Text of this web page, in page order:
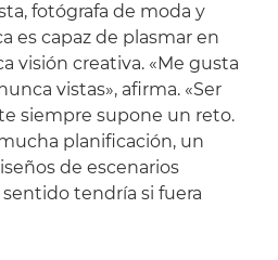
fotógrafa de moda y
es capaz de plasmar en
visión creativa. «Me gusta
vistas», afirma. «Ser
siempre supone un reto.
planificación, un
de escenarios
tendría si fuera